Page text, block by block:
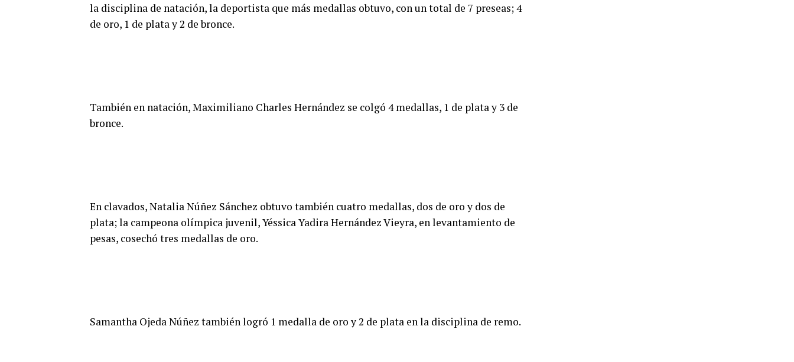
la disciplina de natación, la deportista que más medallas obtuvo, con un total de 7 preseas; 4
de oro, 1 de plata y 2 de bronce.
También en natación, Maximiliano Charles Hernández se colgó 4 medallas, 1 de plata y 3 de
bronce.
En clavados, Natalia Núñez Sánchez obtuvo también cuatro medallas, dos de oro y dos de
plata; la campeona olímpica juvenil, Yéssica Yadira Hernández Vieyra, en levantamiento de
pesas, cosechó tres medallas de oro.
Samantha Ojeda Núñez también logró 1 medalla de oro y 2 de plata en la disciplina de remo.